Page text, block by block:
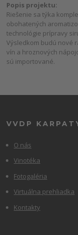
Popis projektu:
Riešenie sa týka
obohatených
technológie prípravy
Výsledkom budú nové
vín a hroznových
sú importované.
VVDP
O nás
Vinotéka
Fotogaléria
Virtuálna prehliadka
Kontakty